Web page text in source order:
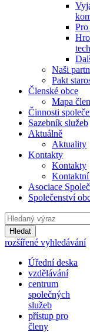
Naši
Pakt
Členské obce
Mapa
Činnosti
Sazebník služeb
Aktuálně
Aktuality
Kontakty
Kontakty
Asociace
Společenství
Hledat
rozšířené vyhledávání
Úřední deska
vzdělávání
centrum
společných
služeb
přístup pro
členy